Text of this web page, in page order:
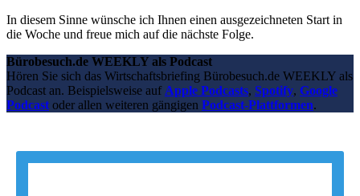
In diesem Sinne wünsche ich Ihnen einen ausgezeichneten Start in
die Woche und freue mich auf die nächste Folge.
Bürobesuch.de WEEKLY als Podcast
Hören Sie sich das Wirtschaftsbriefing Bürobesuch.de WEEKLY als
Podcast an. Beispielsweise auf Apple Podcasts, Spotify, Google
Podcast oder allen weiteren gängigen Podcast-Plattformen.